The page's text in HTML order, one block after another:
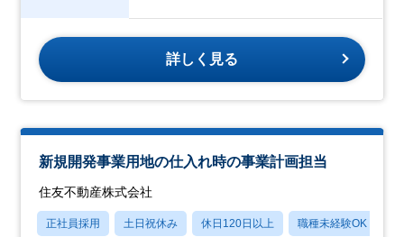
詳しく見る
新規開発事業用地の仕入れ時の事業計画担当
住友不動産株式会社
正社員採用 土日祝休み 休日120日以上 職種未経験OK